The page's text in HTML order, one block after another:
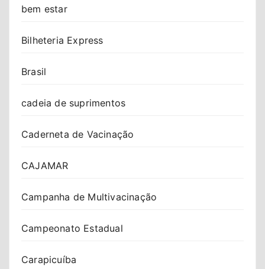
bem estar
Bilheteria Express
Brasil
cadeia de suprimentos
Caderneta de Vacinação
CAJAMAR
Campanha de Multivacinação
Campeonato Estadual
Carapicuíba